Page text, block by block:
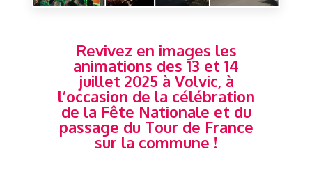
Revivez en images les
animations des 13 et 14
juillet 2025 à Volvic, à
l’occasion de la célébration
de la Fête Nationale et du
passage du Tour de France
sur la commune !